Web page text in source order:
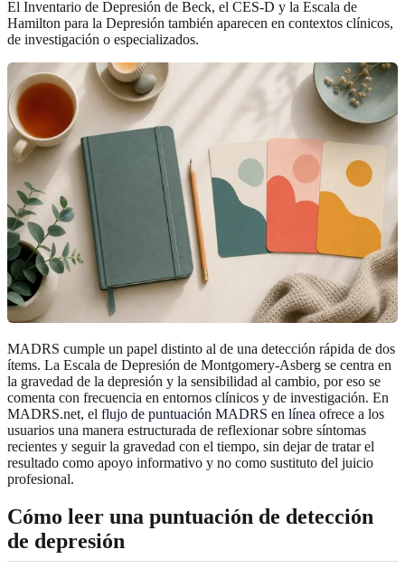
El Inventario de Depresión de Beck, el CES-D y la Escala de
Hamilton para la Depresión también aparecen en contextos clínicos,
de investigación o especializados.
MADRS cumple un papel distinto al de una detección rápida de dos
ítems. La Escala de Depresión de Montgomery-Asberg se centra en
la gravedad de la depresión y la sensibilidad al cambio, por eso se
comenta con frecuencia en entornos clínicos y de investigación. En
MADRS.net, el flujo de puntuación MADRS en línea ofrece a los
usuarios una manera estructurada de reflexionar sobre síntomas
recientes y seguir la gravedad con el tiempo, sin dejar de tratar el
resultado como apoyo informativo y no como sustituto del juicio
profesional.
Cómo leer una puntuación de detección
de depresión